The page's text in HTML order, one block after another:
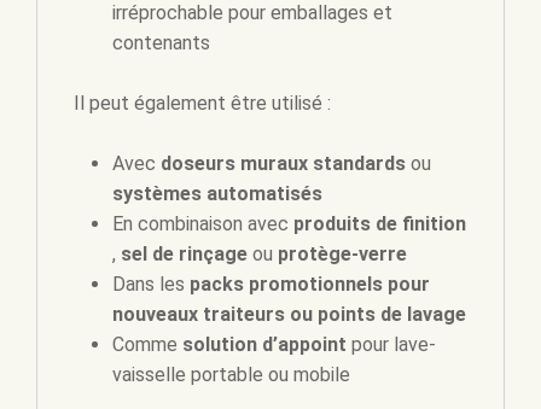
irréprochable pour emballages et
contenants
Il peut également être utilisé :
Avec doseurs muraux standards ou
systèmes automatisés
En combinaison avec produits de finition
, sel de rinçage ou protège-verre
Dans les packs promotionnels pour
nouveaux traiteurs ou points de lavage
Comme solution d’appoint pour lave-
vaisselle portable ou mobile